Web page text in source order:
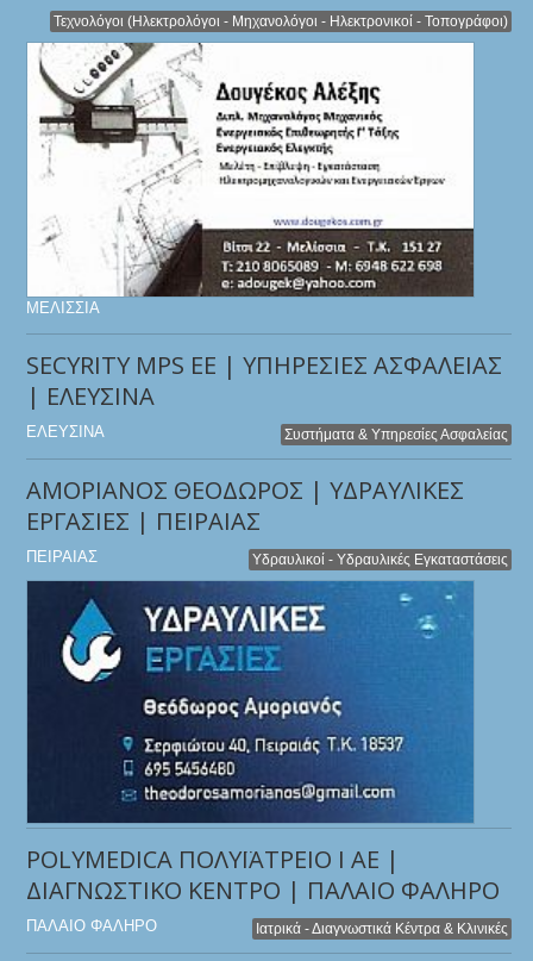
Τεχνολόγοι (Ηλεκτρολόγοι - Μηχανολόγοι - Ηλεκτρονικοί - Τοπογράφοι)
ΜΕΛΙΣΣΙΑ
SECYRITY MPS ΕΕ | ΥΠΗΡΕΣΙΕΣ ΑΣΦΑΛΕΙΑΣ
| ΕΛΕΥΣΙΝΑ
Συστήματα & Υπηρεσίες Ασφαλείας
ΕΛΕΥΣΙΝΑ
ΑΜΟΡΙΑΝΟΣ ΘΕΟΔΩΡΟΣ | ΥΔΡΑΥΛΙΚΕΣ
ΕΡΓΑΣΙΕΣ | ΠΕΙΡΑΙΑΣ
Υδραυλικοί - Υδραυλικές Εγκαταστάσεις
ΠΕΙΡΑΙΑΣ
POLYMEDICA ΠΟΛΥΪΑΤΡΕΙΟ Ι ΑΕ |
ΔΙΑΓΝΩΣΤΙΚΟ ΚΕΝΤΡΟ | ΠΑΛΑΙΟ ΦΑΛΗΡΟ
Ιατρικά - Διαγνωστικά Κέντρα & Κλινικές
ΠΑΛΑΙΟ ΦΑΛΗΡΟ